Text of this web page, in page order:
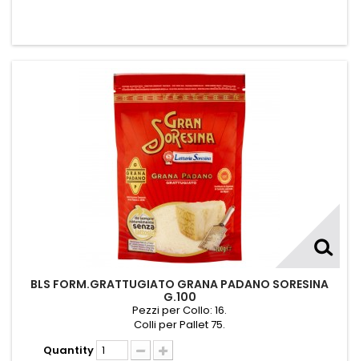
BLS FORM.GRATTUGIATO GRANA PADANO SORESINA
G.100
Pezzi per Collo: 16.
Colli per Pallet 75.
Quantity